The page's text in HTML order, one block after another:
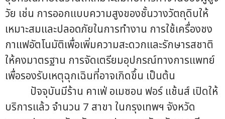
วัย เช่น การออกแบบความสูงของชั้นวางวัตถุดิบให้
เหมาะสมและปลอดภัยในการทำงาน การใช้เครื่องชง
กาแฟอัตโนมัติเพื่อเพิ่มความสะดวกและรักษารสชาติ
ให้คงมาตรฐาน การจัดเตรียมอุปกรณ์ทางการแพทย์
เพื่อรองรับเหตุฉุกเฉินที่อาจเกิดขึ้น เป็นต้น
ปัจจุบันมีร้าน คาเฟ่ อเมซอน ฟอร์ แช้นส์ เปิดให้
บริการแล้ว จำนวน 7 สาขา ในกรุงเทพฯ จังหวัด